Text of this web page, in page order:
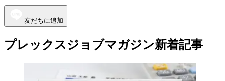
友だちに追加
プレックスジョブマガジン新着記事